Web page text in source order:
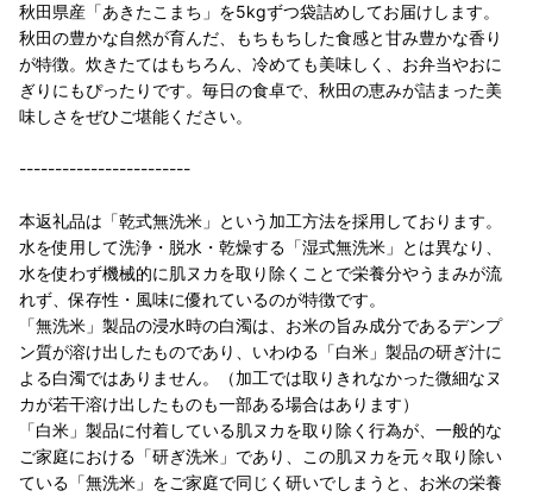
秋田県産「あきたこまち」を5kgずつ袋詰めしてお届けします。
秋田の豊かな自然が育んだ、もちもちした食感と甘み豊かな香り
が特徴。炊きたてはもちろん、冷めても美味しく、お弁当やおに
ぎりにもぴったりです。毎日の食卓で、秋田の恵みが詰まった美
味しさをぜひご堪能ください。
------------------------
本返礼品は「乾式無洗米」という加工方法を採用しております。
水を使用して洗浄・脱水・乾燥する「湿式無洗米」とは異なり、
水を使わず機械的に肌ヌカを取り除くことで栄養分やうまみが流
れず、保存性・風味に優れているのが特徴です。
「無洗米」製品の浸水時の白濁は、お米の旨み成分であるデンプ
ン質が溶け出したものであり、いわゆる「白米」製品の研ぎ汁に
よる白濁ではありません。（加工では取りきれなかった微細なヌ
カが若干溶け出したものも一部ある場合はあります）
「白米」製品に付着している肌ヌカを取り除く行為が、一般的な
ご家庭における「研ぎ洗米」であり、この肌ヌカを元々取り除い
ている「無洗米」をご家庭で同じく研いでしまうと、お米の栄養